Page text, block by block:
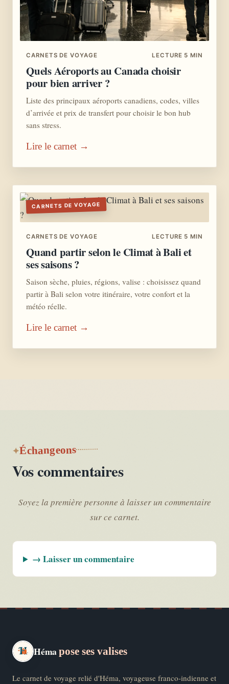
CARNETS DE VOYAGE LECTURE 5 MIN
Quels Aéroports au Canada choisir
pour bien arriver ?
Liste des principaux aéroports canadiens, codes, villes
d’arrivée et prix de transfert pour choisir le bon hub
sans stress.
Lire le carnet →
CARNETS DE VOYAGE
CARNETS DE VOYAGE LECTURE 5 MIN
Quand partir selon le Climat à Bali et
ses saisons ?
Saison sèche, pluies, régions, valise : choisissez quand
partir à Bali selon votre itinéraire, votre confort et la
météo réelle.
Lire le carnet →
Échangeons
Vos commentaires
Soyez la première personne à laisser un commentaire
sur ce carnet.
→ Laisser un commentaire
Hémapose ses valises
Le carnet de voyage relié d'Héma, voyageuse franco-indienne et